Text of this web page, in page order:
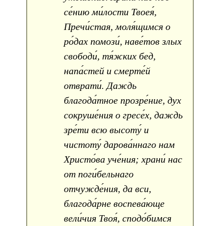
се́нию ми́лости Твоея́,
Пречи́стая, моля́щимся о
ро́дах помози́, наве́тов злых
свободи́, тя́жких бед,
напа́стей и смерте́й
отврати́. Даждь
благода́тное прозре́ние, дух
сокруше́ния о гресе́х, даждь
зре́ти всю высоту́ и
чистоту́ дарова́ннаго нам
Христо́ва уче́ния; храни́ нас
от поги́бельнаго
отчужде́ния, да вси,
благода́рне воспева́юще
вели́чия Твоя́, сподо́бимся